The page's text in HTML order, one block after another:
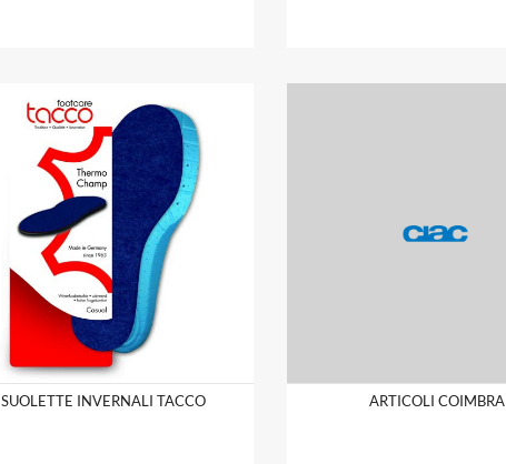
SUOLETTE INVERNALI TACCO ARTICOLI COIMBRA